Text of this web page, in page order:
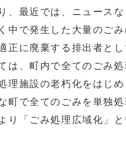
、最近では、ニュース
中で発生した大量のご
正に廃棄する排出者と
は、町内で全てのごみ
理施設の老朽化をはじ
町で全てのごみを単独
り「ごみ処理広域化」